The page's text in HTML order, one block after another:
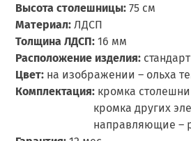
Высота столешницы: 75 см
Материал: ЛДСП
Толщина ЛДСП: 16 мм
Расположение изделия:
Цвет: на изображении – ольха
Комплектация: кромка
кромка других
направляющие –